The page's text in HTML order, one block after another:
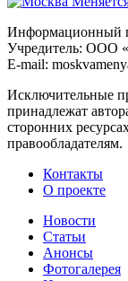
Информационный
Учредитель: ООО
E-mail:
Исключительные
принадлежат
сторонних
правообладателям.
Контакты
О проекте
Новости
Статьи
Анонсы
Фотогалерея